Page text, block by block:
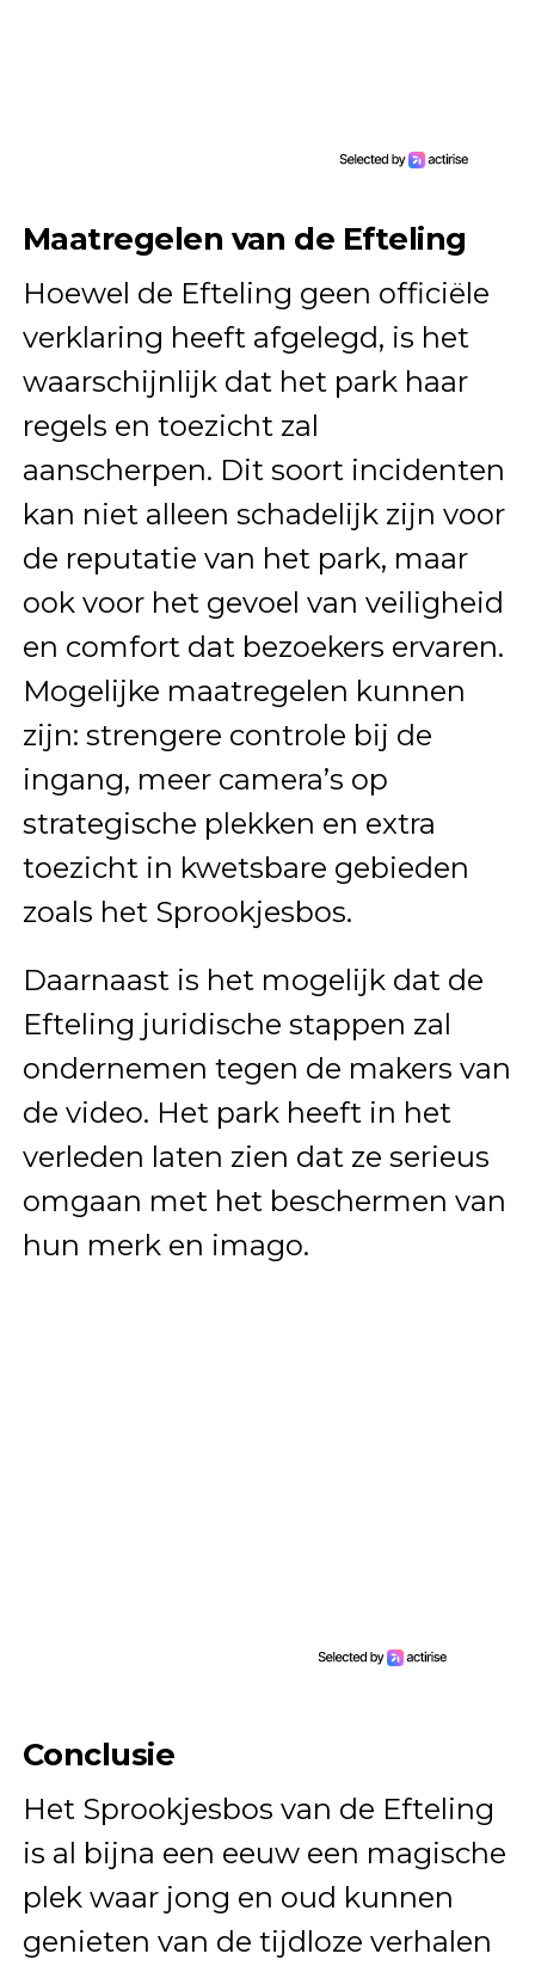
Maatregelen van de Efteling
Hoewel de Efteling geen officiële
verklaring heeft afgelegd, is het
waarschijnlijk dat het park haar
regels en toezicht zal
aanscherpen. Dit soort incidenten
kan niet alleen schadelijk zijn voor
de reputatie van het park, maar
ook voor het gevoel van veiligheid
en comfort dat bezoekers ervaren.
Mogelijke maatregelen kunnen
zijn: strengere controle bij de
ingang, meer camera’s op
strategische plekken en extra
toezicht in kwetsbare gebieden
zoals het Sprookjesbos.
Daarnaast is het mogelijk dat de
Efteling juridische stappen zal
ondernemen tegen de makers van
de video. Het park heeft in het
verleden laten zien dat ze serieus
omgaan met het beschermen van
hun merk en imago.
Conclusie
Het Sprookjesbos van de Efteling
is al bijna een eeuw een magische
plek waar jong en oud kunnen
genieten van de tijdloze verhalen